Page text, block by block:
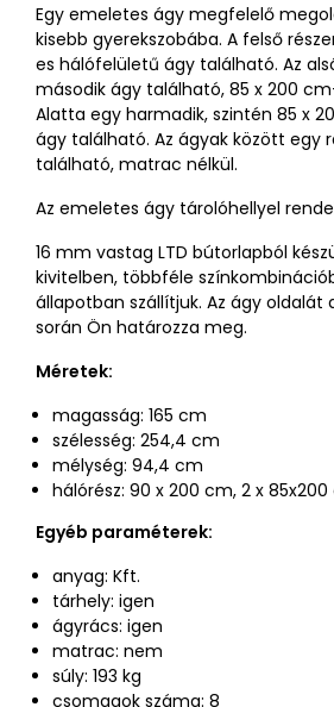
Egy emeletes ágy megfelelő
kisebb gyerekszobába. A felső
es hálófelületű ágy található. Az
második ágy található, 85 x 200
Alatta egy harmadik, szintén 85 x
ágy található. Az ágyak között egy
található, matrac nélkül.
Az emeletes ágy tárolóhellyel
16 mm vastag LTD bútorlapból
kivitelben, többféle
állapotban szállítjuk. Az ágy oldalát
során Ön határozza meg.
Méretek:
magasság: 165 cm
szélesség: 254,4 cm
mélység: 94,4 cm
hálórész: 90 x 200 cm, 2 x
Egyéb paraméterek:
anyag: Kft.
tárhely: igen
ágyrács: igen
matrac: nem
súly: 193 kg
csomagok száma: 8